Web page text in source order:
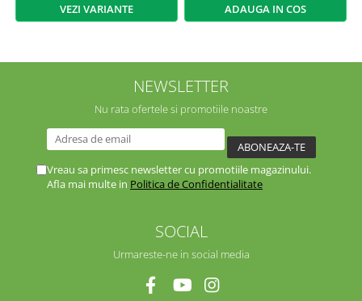
VEZI VARIANTE ADAUGA IN COS
NEWSLETTER
Nu rata ofertele si promotiile noastre
Vreau sa primesc newsletter cu promotiile magazinului.
Afla mai multe in Politica de Confidentialitate
SOCIAL
Urmareste-ne in social media